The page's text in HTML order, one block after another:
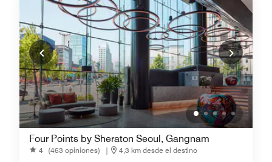
Four Points by Sheraton Seoul, Gangnam
4 (463 opiniones) |
4,3 km desde el destino